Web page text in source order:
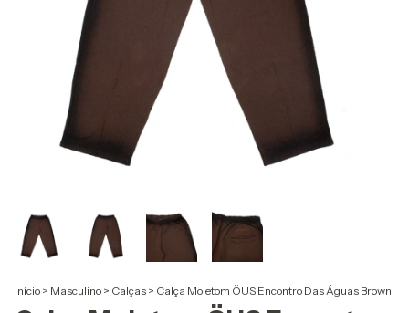
Início > Masculino > Calças > Calça Moletom ÖUS Encontro Das Águas Brown